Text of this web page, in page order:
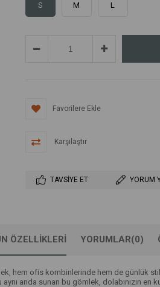
S M L
Favorilere Ekle
Karşılaştır
TAVSIYE ET YORUM
ÖZELLIKLERI YORUMLAR(0)
hem ofis kombinlerinde hem de günlük
anda sunan bu gömlek, dolabınızın en